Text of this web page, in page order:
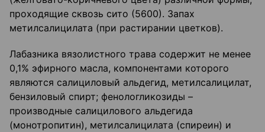
проходящие сквозь сито (5600). Запах
метилсалицилата (при растирании цветков).
Лабазника вязолистного трава содержит не менее
0,1% эфирного масла, компонентами которого
являются салициловый альдегид, метилсалицилат,
бензиловый спирт; фенологликозиды –
производные салицилового альдегида
(монотропитин), метилсалицилата (спиреин) и